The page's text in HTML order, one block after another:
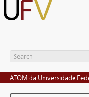
ATOM da Universidade